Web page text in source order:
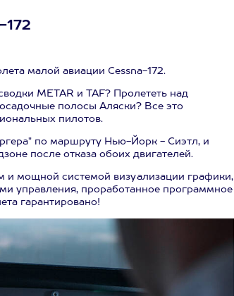
172
малой авиации Cessna-172.
METAR и TAF? Пролететь над
полосы Аляски? Все это
пилотов.
по маршруту Нью-Йорк - Сиэтл, и
после отказа обоих двигателей.
мощной системой визуализации графики,
управления, проработанное программное
гарантировано!